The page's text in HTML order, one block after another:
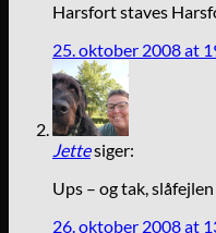
Harsfort staves
25. oktober 2008 at
Jettesiger:
Ups – og tak,
26. oktober 2008 at